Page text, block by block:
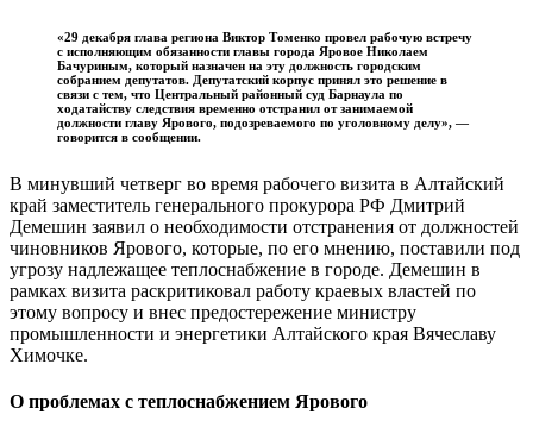
«29 декабря глава региона Виктор Томенко провел рабочую встречу
с исполняющим обязанности главы города Яровое Николаем
Бачуриным, который назначен на эту должность городским
собранием депутатов. Депутатский корпус принял это решение в
связи с тем, что Центральный районный суд Барнаула по
ходатайству следствия временно отстранил от занимаемой
должности главу Ярового, подозреваемого по уголовному делу», —
говорится в сообщении.
В минувший четверг во время рабочего визита в Алтайский
край заместитель генерального прокурора РФ Дмитрий
Демешин заявил о необходимости отстранения от должностей
чиновников Ярового, которые, по его мнению, поставили под
угрозу надлежащее теплоснабжение в городе. Демешин в
рамках визита раскритиковал работу краевых властей по
этому вопросу и внес предостережение министру
промышленности и энергетики Алтайского края Вячеславу
Химочке.
О проблемах с теплоснабжением Ярового